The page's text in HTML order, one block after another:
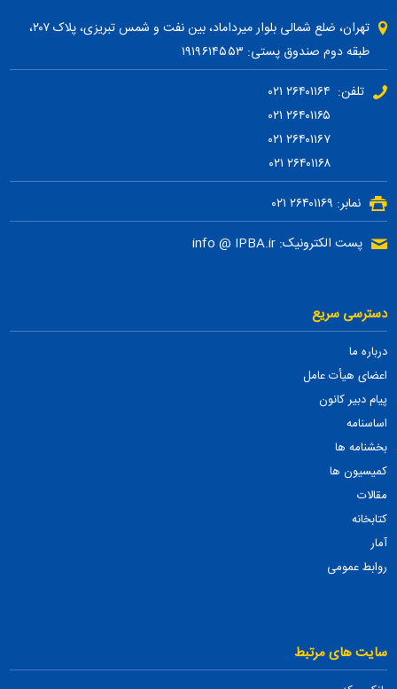
تهران، ضلع شمالی بلوار میرداماد، بین نفت و شمس تبریزی، پلاک ۲۰۷،
طبقه دوم صندوق پستی: ۱۹۱۹۶۱۴۵۵۳
تلفن: ۲۶۴۰۱۱۶۴ ۰۲۱
۲۶۴۰۱۱۶۷ ۰۲۱
۲۶۴۰۱۱۶۸ ۰۲۱
نمابر: ۲۶۴۰۱۱۶۹ ۰۲۱
پست الکترونیک: info @ IPBA.ir
دسترسی سریع
درباره ما
اعضای هیأت عامل
پیام دبیر کانون
اساسنامه
بخشنامه ها
کمیسیون ها
مقالات
کتابخانه
آمار
روابط عمومی
سایت های مرتبط